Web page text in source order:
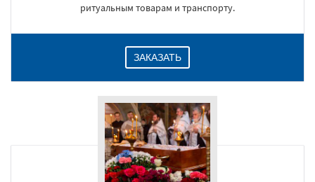
ритуальным товарам и транспорту.
ЗАКАЗАТЬ